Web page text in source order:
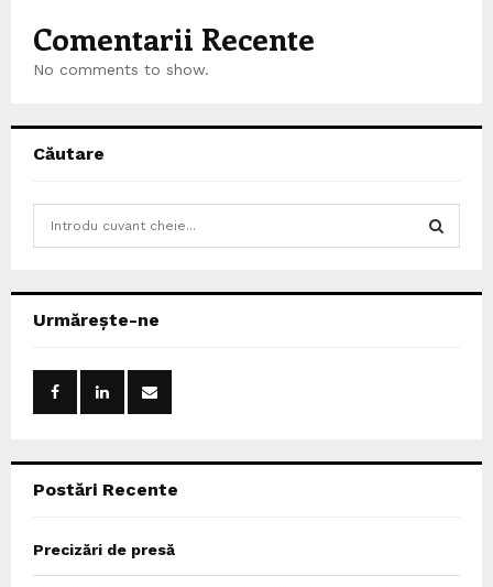
Comentarii Recente
No comments to show.
Căutare
h
Urmărește-ne
Postări Recente
Precizări de presă